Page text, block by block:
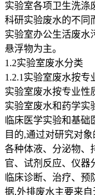
实验室各项卫生洗涤
科研实验废水的不同
实验室办公生活废水
悬浮物为主。
1.2实验室废水分类
1.2.1实验室废水按专
实验室废水按专业性
实验室废水和药学实
临床医学实验和基
目的,通过对研究对
各种体液、分泌物、
官、试剂反应、仪器
临床诊断、治疗、
据,外排废水主要来